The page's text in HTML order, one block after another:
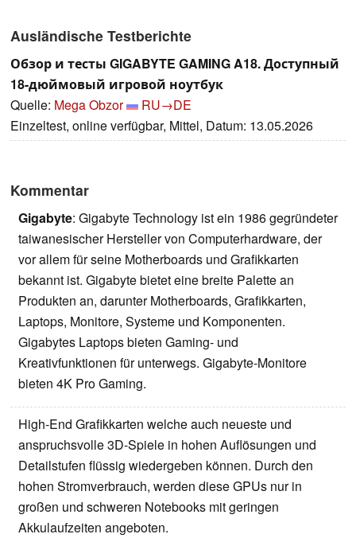
Ausländische Testberichte
Обзор и тесты GIGABYTE GAMING A18. Доступный
18-дюймовый игровой ноутбук
Quelle: Mega Obzor
RU→DE
Einzeltest, online verfügbar, Mittel, Datum: 13.05.2026
Kommentar
Gigabyte: Gigabyte Technology ist ein 1986 gegründeter
taiwanesischer Hersteller von Computerhardware, der
vor allem für seine Motherboards und Grafikkarten
bekannt ist. Gigabyte bietet eine breite Palette an
Produkten an, darunter Motherboards, Grafikkarten,
Laptops, Monitore, Systeme und Komponenten.
Gigabytes Laptops bieten Gaming- und
Kreativfunktionen für unterwegs. Gigabyte-Monitore
bieten 4K Pro Gaming.
High-End Grafikkarten welche auch neueste und
anspruchsvolle 3D-Spiele in hohen Auflösungen und
Detailstufen flüssig wiedergeben können. Durch den
hohen Stromverbrauch, werden diese GPUs nur in
großen und schweren Notebooks mit geringen
Akkulaufzeiten angeboten.